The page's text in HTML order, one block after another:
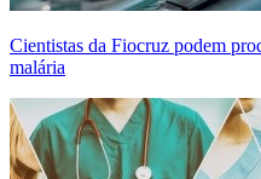
Cientistas da Fiocruz podem
malária